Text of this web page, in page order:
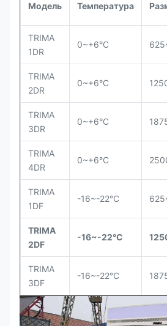
Модель Температура
TRIMA
1DR
0~+6°C
TRIMA
2DR
0~+6°C
TRIMA
3DR
0~+6°C
TRIMA
4DR
0~+6°C
TRIMA
1DF
-16~-22°C
TRIMA
2DF
-16~-22°C
TRIMA
3DF
-16~-22°C